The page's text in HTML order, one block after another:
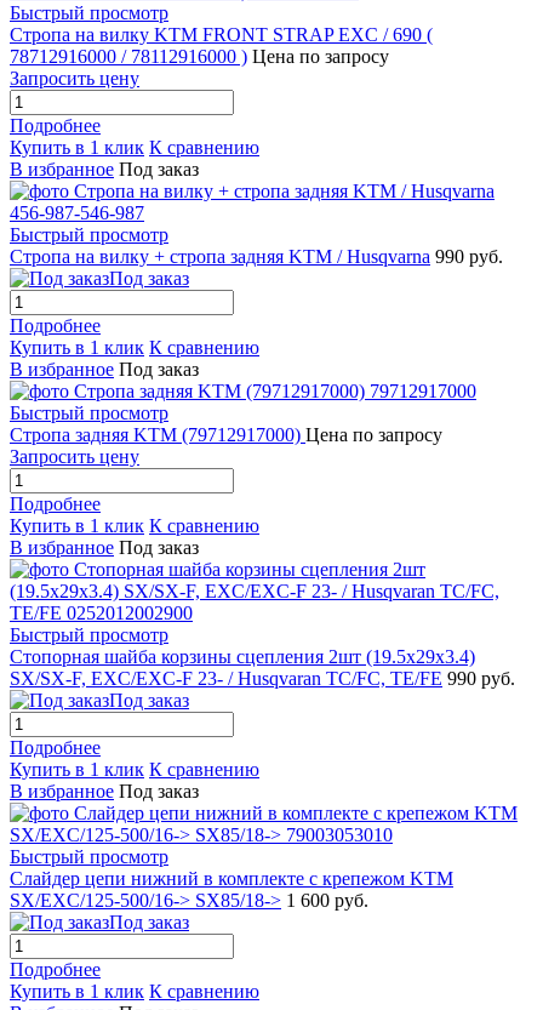
Быстрый просмотр
Стропа на вилку KTM FRONT STRAP EXC / 690 (
78712916000 / 78112916000 ) Цена по запросу
Запросить цену
Подробнее
Купить в 1 клик К сравнению
В избранное Под заказ
Быстрый просмотр
Стропа на вилку + стропа задняя KTM / Husqvarna 990 руб.
Под заказ
Подробнее
Купить в 1 клик К сравнению
В избранное Под заказ
Быстрый просмотр
Стропа задняя KTM (79712917000) Цена по запросу
Запросить цену
Подробнее
Купить в 1 клик К сравнению
В избранное Под заказ
Быстрый просмотр
Стопорная шайба корзины сцепления 2шт (19.5x29x3.4)
SX/SX-F, EXC/EXC-F 23- / Husqvaran TC/FC, TE/FE 990 руб.
Под заказ
Подробнее
Купить в 1 клик К сравнению
В избранное Под заказ
Быстрый просмотр
Слайдер цепи нижний в комплекте с крепежом KTM
SX/EXC/125-500/16-> SX85/18-> 1 600 руб.
Под заказ
Подробнее
Купить в 1 клик К сравнению